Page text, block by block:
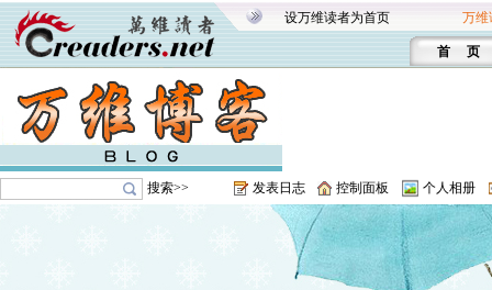
设万维读者为首页 万维
首 页
搜索>> 发表日志 控制面板 个人相册